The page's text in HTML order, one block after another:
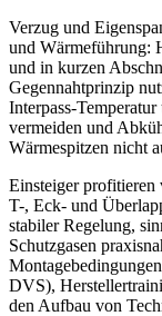
Verzug und
und Wärmeführung:
und in kurzen
Gegennahtprinzip
Interpass-
vermeiden und
Wärmespitzen nicht
Einsteiger profitieren
T-, Eck- und
stabiler Regelung,
Schutzgasen
DVS),
den Aufbau von